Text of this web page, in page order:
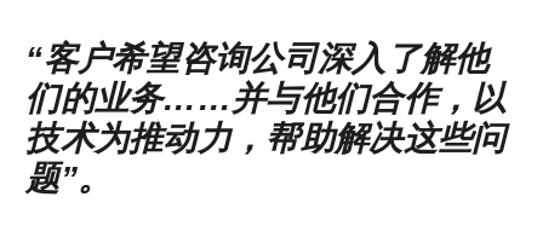
“客户希望咨询公司深入了解他
们的业务……并与他们合作，以
技术为推动力，帮助解决这些问
题”。